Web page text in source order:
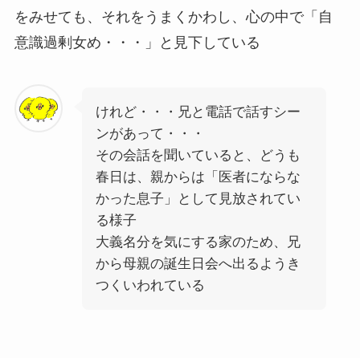
をみせても、それをうまくかわし、心の中で「自
意識過剰女め・・・」と見下している
けれど・・・兄と電話で話すシー
ンがあって・・・
その会話を聞いていると、どうも
春日は、親からは「医者にならな
かった息子」として見放されてい
る様子
大義名分を気にする家のため、兄
から母親の誕生日会へ出るようき
つくいわれている